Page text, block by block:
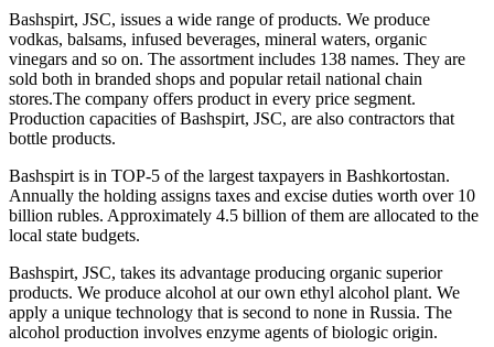
Bashspirt, JSC, issues a wide range of products. We produce
vodkas, balsams, infused beverages, mineral waters, organic
vinegars and so on. The assortment includes 138 names. They are
sold both in branded shops and popular retail national chain
stores.The company offers product in every price segment.
Production capacities of Bashspirt, JSC, are also contractors that
bottle products.
Bashspirt is in TOP-5 of the largest taxpayers in Bashkortostan.
Annually the holding assigns taxes and excise duties worth over 10
billion rubles. Approximately 4.5 billion of them are allocated to the
local state budgets.
Bashspirt, JSC, takes its advantage producing organic superior
products. We produce alcohol at our own ethyl alcohol plant. We
apply a unique technology that is second to none in Russia. The
alcohol production involves enzyme agents of biologic origin.